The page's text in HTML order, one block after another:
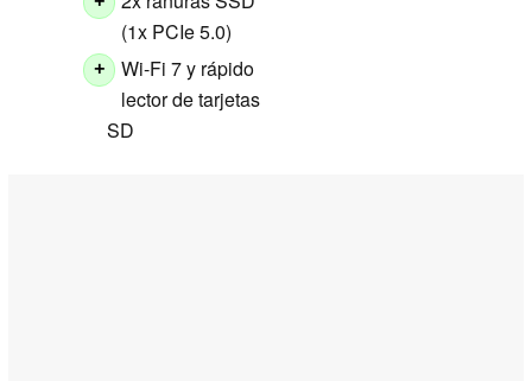
(1x PCIe 5.0)
+
Wi-Fi 7 y rápido
lector de tarjetas
SD